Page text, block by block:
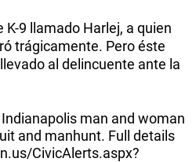
9 llamado Harlej, a quien
trágicamente. Pero éste
al delincuente ante la
man and woman
and manhunt. Full details
CivicAlerts.aspx?